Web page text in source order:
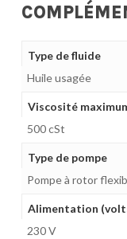
Type de fluide
Huile usagée
Viscosité
500 cSt
Type de pompe
Pompe à rotor
Alimentation
230 V